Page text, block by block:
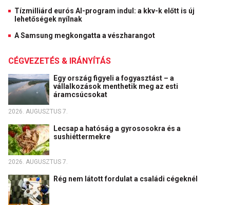
Tízmilliárd eurós AI-program indul: a kkv-k előtt is új
lehetőségek nyílnak
A Samsung megkongatta a vészharangot
CÉGVEZETÉS & IRÁNYÍTÁS
Egy ország figyeli a fogyasztást – a
vállalkozások menthetik meg az esti
áramcsúcsokat
2026. AUGUSZTUS 7.
Lecsap a hatóság a gyrososokra és a
sushiéttermekre
2026. AUGUSZTUS 7.
Rég nem látott fordulat a családi cégeknél